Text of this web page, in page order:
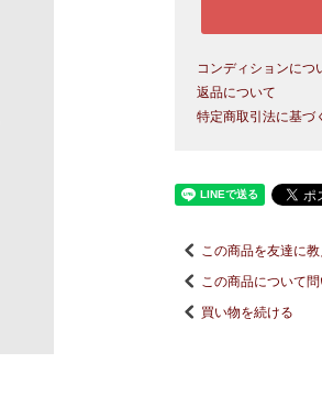
コンディションにつ
返品について
特定商取引法に基づ
この商品を友達に
この商品について
買い物を続ける